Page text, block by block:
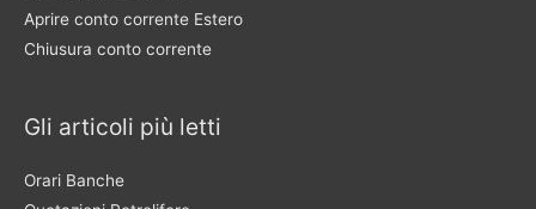
Aprire conto corrente Estero
Chiusura conto corrente
Gli articoli più letti
Orari Banche